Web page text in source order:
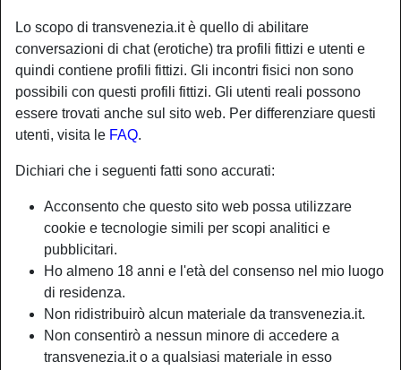
Lo scopo di transvenezia.it è quello di abilitare
conversazioni di chat (erotiche) tra profili fittizi e utenti e
quindi contiene profili fittizi. Gli incontri fisici non sono
possibili con questi profili fittizi. Gli utenti reali possono
essere trovati anche sul sito web. Per differenziare questi
utenti, visita le FAQ.
Dichiari che i seguenti fatti sono accurati:
Acconsento che questo sito web possa utilizzare
cookie e tecnologie simili per scopi analitici e
pubblicitari.
Ho almeno 18 anni e l'età del consenso nel mio luogo
di residenza.
Non ridistribuirò alcun materiale da transvenezia.it.
Non consentirò a nessun minore di accedere a
transvenezia.it o a qualsiasi materiale in esso
star Aggiungi chat Chatta adesso